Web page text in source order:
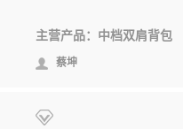
主营产品：中档双肩背包
蔡坤